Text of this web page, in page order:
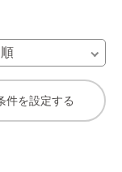
件を設定する